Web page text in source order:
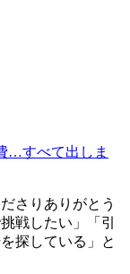
…すべて出しま
さりありがとう
戦したい」「引
探している」と